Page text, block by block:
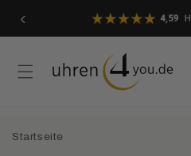
zum
Inhalt
‹ Service: +49 (0)
Startseite